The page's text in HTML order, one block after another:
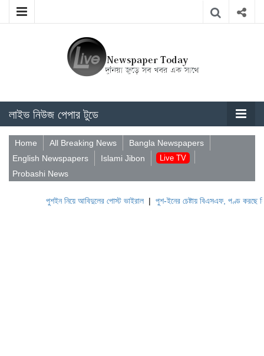
লাইভ নিউজ পেপার টুডে
Home All Breaking News
Bangla Newspapers
English Newspapers
Islami Jibon Live TV
Probashi News
পুশইন নিয়ে আবিদুলের পোস্ট ভাইরাল|পুশ-ইনের চেষ্টায় বিএসএফ, পণ্ড করছে বিজিবি